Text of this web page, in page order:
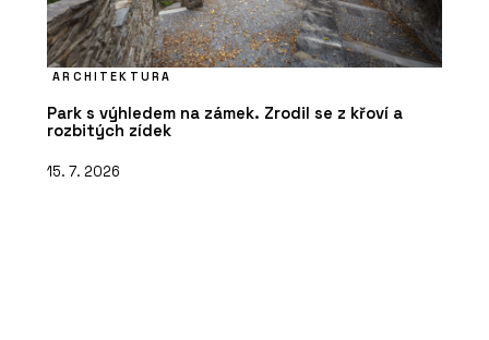
ARCHITEKTURA
Park s výhledem na zámek. Zrodil se z křoví a
rozbitých zídek
15. 7. 2026